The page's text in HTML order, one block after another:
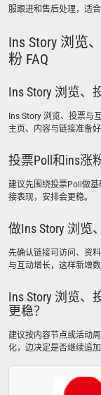
服跟进和售后处理，适
Ins Story 浏览
粉 FAQ
Ins Story 浏览、
Ins Story 浏览、投票与
主页、内容与链接准备
投票Poll和ins涨
建议先围绕投票Poll做
接表现，安排会更稳。
做Ins Story 浏览
先确认链接可访问、资
与互动增长，这样新增数
Ins Story 浏览
更稳？
建议按内容节点或活动
化，边决定是否继续追加